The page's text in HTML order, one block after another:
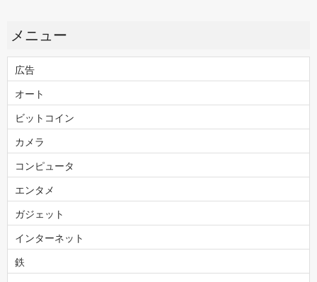
メニュー
広告
オート
ビットコイン
カメラ
コンピュータ
エンタメ
ガジェット
インターネット
鉄